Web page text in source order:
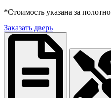
составляла4800,00 ₽.
*Стоимость указана за полотно
Заказать дверь